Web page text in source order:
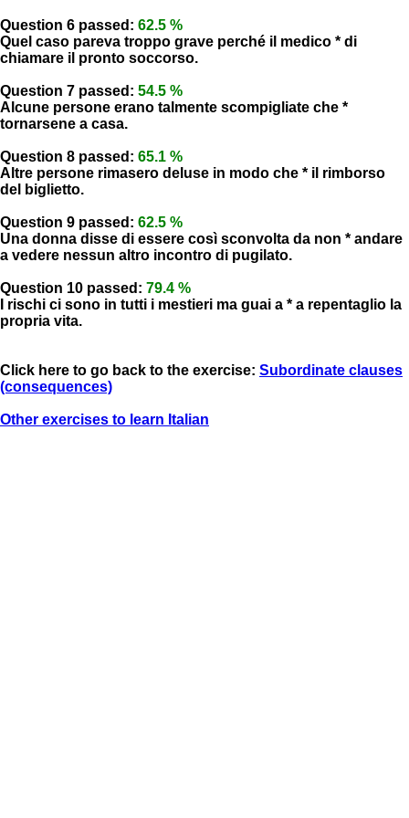
Question 6 passed: 62.5 %
Quel caso pareva troppo grave perché il medico * di
chiamare il pronto soccorso.
Question 7 passed: 54.5 %
Alcune persone erano talmente scompigliate che *
tornarsene a casa.
Question 8 passed: 65.1 %
Altre persone rimasero deluse in modo che * il rimborso
del biglietto.
Question 9 passed: 62.5 %
Una donna disse di essere così sconvolta da non * andare
a vedere nessun altro incontro di pugilato.
Question 10 passed: 79.4 %
I rischi ci sono in tutti i mestieri ma guai a * a repentaglio la
propria vita.
Click here to go back to the exercise: Subordinate clauses
(consequences)
Other exercises to learn Italian